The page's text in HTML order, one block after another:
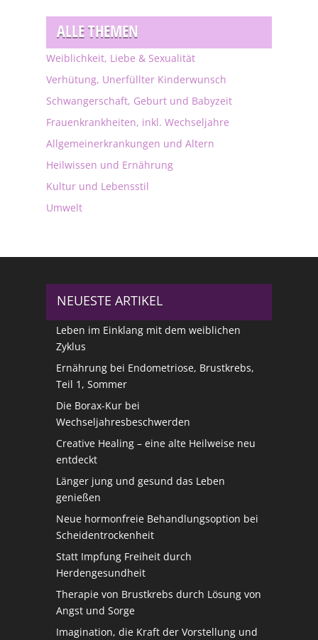
ALLE THEMEN
Weiblichkeit, Liebe & Sexualität
Verhütung, Unerfüllter Kinderwunsch
Schwangerschaft, Geburt und Babyzeit
Frauenkrankheiten, inkl. Wechseljahre
Allgemeinerkrankungen und Altern
Heilwissen und Ernährung
Kultur und Lebensstil
Umwelt
NEUESTE ARTIKEL
Leben im Einklang mit dem weiblichen
Zyklus
Ernährung bei Endometriose, Brustkrebs,
Teil 1, Sommer
Die Borax-Kur bei
Wechseljahresbeschwerden
Creative Healing – eine alte Heilweise neu
entdeckt
Länger jung und gesund das Leben
genießen
Neue hormonfreie Behandlungsoption bei
Scheidentrockenheit
Statt Impfung Freiheit durch
Herdengesundheit
Therapie von Brustkrebs durch Lösung von
Angst und Sorge
Imagination, die Kraft der Vorstellung und